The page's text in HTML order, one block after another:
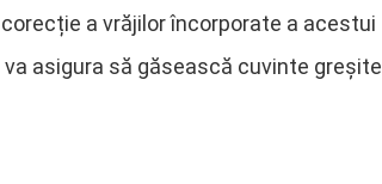
a vrăjilor încorporate a acestui
asigura să găsească cuvinte greșite